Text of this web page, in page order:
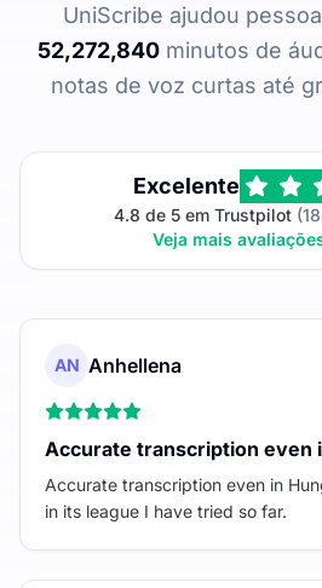
UniScribe ajudou
52,272,840 minutos de
notas de voz curtas até
Excelente
4.8 de 5 em Trustpilot
Veja mais
AN Anhellena
Accurate transcription even
Accurate transcription even in
in its league I have tried so far.